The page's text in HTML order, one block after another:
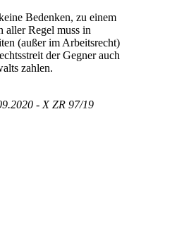
Bedenken, zu einem
aller Regel muss in
(außer im Arbeitsrecht)
der Gegner auch
zahlen.
- X ZR 97/19